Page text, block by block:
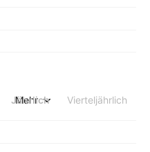
Jährlich Vierteljährlich
Mehr